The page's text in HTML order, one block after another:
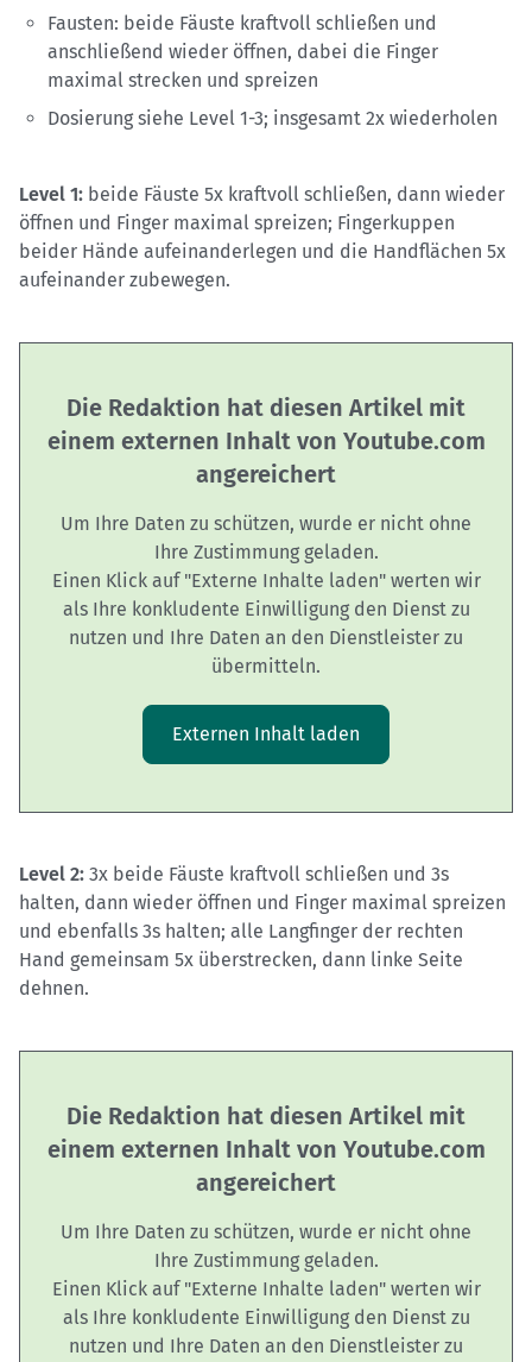
Fausten: beide Fäuste kraftvoll schließen und
anschließend wieder öffnen, dabei die Finger
maximal strecken und spreizen
Dosierung siehe Level 1-3; insgesamt 2x wiederholen
Level 1: beide Fäuste 5x kraftvoll schließen, dann wieder
öffnen und Finger maximal spreizen; Fingerkuppen
beider Hände aufeinanderlegen und die Handflächen 5x
aufeinander zubewegen.
Die Redaktion hat diesen Artikel mit
einem externen Inhalt von Youtube.com
angereichert
Um Ihre Daten zu schützen, wurde er nicht ohne
Ihre Zustimmung geladen.
Einen Klick auf "Externe Inhalte laden" werten wir
als Ihre konkludente Einwilligung den Dienst zu
nutzen und Ihre Daten an den Dienstleister zu
übermitteln.
Externen Inhalt laden
Level 2: 3x beide Fäuste kraftvoll schließen und 3s
halten, dann wieder öffnen und Finger maximal spreizen
und ebenfalls 3s halten; alle Langfinger der rechten
Hand gemeinsam 5x überstrecken, dann linke Seite
dehnen.
Die Redaktion hat diesen Artikel mit
einem externen Inhalt von Youtube.com
angereichert
Um Ihre Daten zu schützen, wurde er nicht ohne
Ihre Zustimmung geladen.
Einen Klick auf "Externe Inhalte laden" werten wir
als Ihre konkludente Einwilligung den Dienst zu
nutzen und Ihre Daten an den Dienstleister zu